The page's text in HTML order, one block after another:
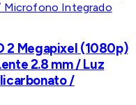
2 Megapixel (1080p)
2.8 mm / Luz
/